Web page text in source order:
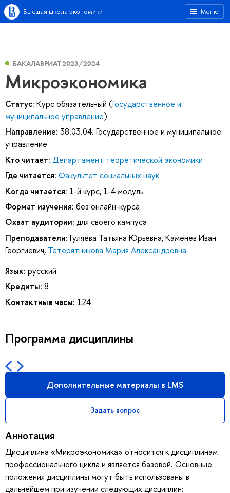
Меню
Высшая школа экономики
БАКАЛАВРИАТ 2023/2024
Микроэкономика
Статус: Курс обязательный (Государственное и
муниципальное управление)
Направление: 38.03.04. Государственное и муниципальное
управление
Кто читает: Департамент теоретической экономики
Где читается: Факультет социальных наук
Когда читается: 1-й курс, 1-4 модуль
Формат изучения: без онлайн-курса
Охват аудитории: для своего кампуса
Преподаватели: Гуляева Татьяна Юрьевна,Каменев Иван
Георгиевич, Тетерятникова Мария Александровна
Язык: русский
Кредиты: 8
Контактные часы: 124
Программа дисциплины
Дополнительные материалы в LMS
Задать вопрос
Аннотация
Дисциплина «Микроэкономика» относится к дисциплинам
профессионального цикла и является базовой. Основные
положения дисциплины могут быть использованы в
дальнейшем при изучении следующих дисциплин: